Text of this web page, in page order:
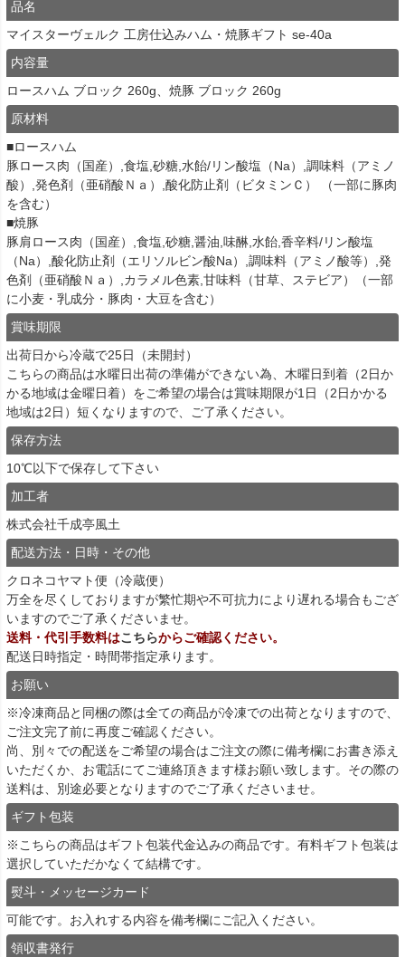
品名
マイスターヴェルク 工房仕込みハム・焼豚ギフト se-40a
内容量
ロースハム ブロック 260g、焼豚 ブロック 260g
原材料
■ロースハム
豚ロース肉（国産）,食塩,砂糖,水飴/リン酸塩（Na）,調味料（アミノ
酸）,発色剤（亜硝酸Ｎａ）,酸化防止剤（ビタミンＣ） （一部に豚肉
を含む）
■焼豚
豚肩ロース肉（国産）,食塩,砂糖,醤油,味醂,水飴,香辛料/リン酸塩
（Na）,酸化防止剤（エリソルビン酸Na）,調味料（アミノ酸等）,発
色剤（亜硝酸Ｎａ）,カラメル色素,甘味料（甘草、ステビア）（一部
に小麦・乳成分・豚肉・大豆を含む）
賞味期限
出荷日から冷蔵で25日（未開封）
こちらの商品は水曜日出荷の準備ができない為、木曜日到着（2日か
かる地域は金曜日着）をご希望の場合は賞味期限が1日（2日かかる
地域は2日）短くなりますので、ご了承ください。
保存方法
10℃以下で保存して下さい
加工者
株式会社千成亭風土
配送方法・日時・その他
クロネコヤマト便（冷蔵便）
万全を尽くしておりますが繁忙期や不可抗力により遅れる場合もござ
いますのでご了承くださいませ。
送料・代引手数料はこちらからご確認ください。
配送日時指定・時間帯指定承ります。
お願い
※冷凍商品と同梱の際は全ての商品が冷凍での出荷となりますので、
ご注文完了前に再度ご確認ください。
尚、別々での配送をご希望の場合はご注文の際に備考欄にお書き添え
いただくか、お電話にてご連絡頂きます様お願い致します。その際の
送料は、別途必要となりますのでご了承くださいませ。
ギフト包装
※こちらの商品はギフト包装代金込みの商品です。有料ギフト包装は
選択していただかなくて結構です。
熨斗・メッセージカード
可能です。お入れする内容を備考欄にご記入ください。
領収書発行